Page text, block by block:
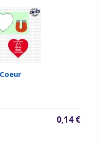
0,14 €